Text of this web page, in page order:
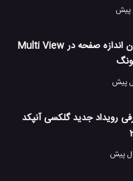
نحوه تنظیم کردن اندازه صفحه در Multi View
رویداد جدید گلکسی آنپکد